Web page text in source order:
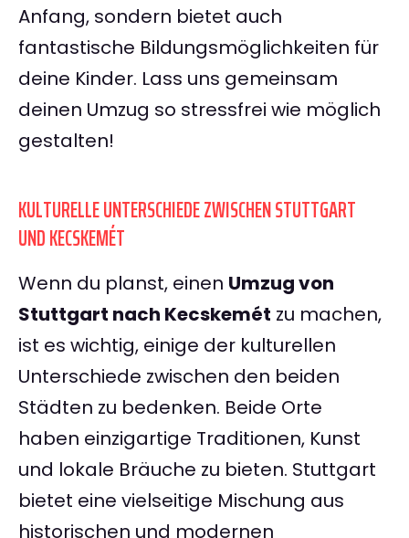
Anfang, sondern bietet auch
fantastische Bildungsmöglichkeiten für
deine Kinder. Lass uns gemeinsam
deinen Umzug so stressfrei wie möglich
gestalten!
KULTURELLE UNTERSCHIEDE ZWISCHEN STUTTGART
UND KECSKEMÉT
Wenn du planst, einen Umzug von
Stuttgart nach Kecskemét zu machen,
ist es wichtig, einige der kulturellen
Unterschiede zwischen den beiden
Städten zu bedenken. Beide Orte
haben einzigartige Traditionen, Kunst
und lokale Bräuche zu bieten. Stuttgart
bietet eine vielseitige Mischung aus
historischen und modernen